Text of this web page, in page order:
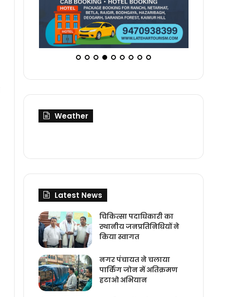
Weather
Latest News
चिकित्‍सा पदाधिकारी का
स्थानीय जनप्रतिनिधियों ने
किया स्वागत
नगर पंचायत ने चलाया
पार्किंग जोन में अतिक्रमण
हटाओ अभियान